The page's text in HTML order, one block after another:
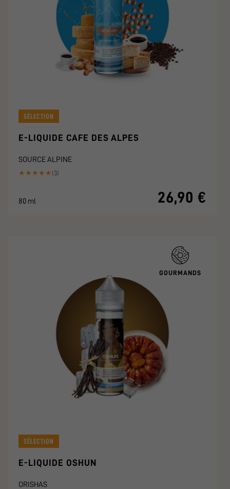
SÉLECTION
E-LIQUIDE CAFE DES ALPES
SOURCE ALPINE
★ ★ ★ ★ ★ (3)
80 ml 26,90 €
GOURMANDS
SÉLECTION
E-LIQUIDE OSHUN
ORISHAS